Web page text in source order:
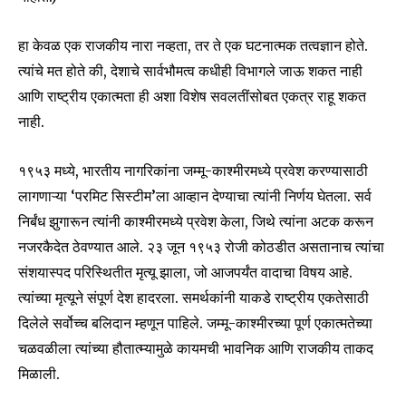
हा केवळ एक राजकीय नारा नव्हता, तर ते एक घटनात्मक तत्वज्ञान होते.
त्यांचे मत होते की, देशाचे सार्वभौमत्व कधीही विभागले जाऊ शकत नाही
आणि राष्ट्रीय एकात्मता ही अशा विशेष सवलतींसोबत एकत्र राहू शकत
नाही.
१९५३ मध्ये, भारतीय नागरिकांना जम्मू-काश्मीरमध्ये प्रवेश करण्यासाठी
लागणाऱ्या ‘परमिट सिस्टीम’ला आव्हान देण्याचा त्यांनी निर्णय घेतला. सर्व
निर्बंध झुगारून त्यांनी काश्मीरमध्ये प्रवेश केला, जिथे त्यांना अटक करून
नजरकैदेत ठेवण्यात आले. २३ जून १९५३ रोजी कोठडीत असतानाच त्यांचा
संशयास्पद परिस्थितीत मृत्यू झाला, जो आजपर्यंत वादाचा विषय आहे.
त्यांच्या मृत्यूने संपूर्ण देश हादरला. समर्थकांनी याकडे राष्ट्रीय एकतेसाठी
दिलेले सर्वोच्च बलिदान म्हणून पाहिले. जम्मू-काश्मीरच्या पूर्ण एकात्मतेच्या
चळवळीला त्यांच्या हौतात्म्यामुळे कायमची भावनिक आणि राजकीय ताकद
मिळाली.